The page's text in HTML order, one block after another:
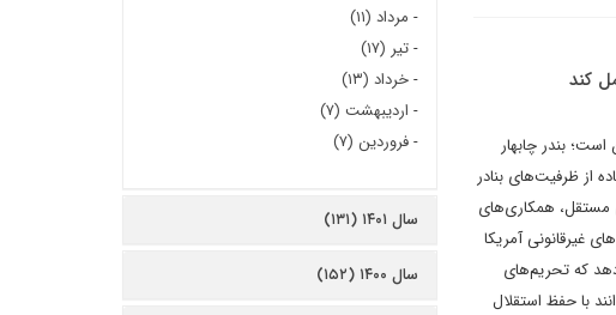
کند
بندر چابهار
از ظرفیت‌های بنادر
مستقل، همکاری‌های
غیرقانونی آمریکا
که تحریم‌های
با حفظ استقلال
- مرداد (۱۱)
-تیر (۱۷)
-خرداد (۱۳)
- اردیبهشت (۷)
-فروردین (۷)
سال ۱۴۰۱ (۱۳۱)
سال ۱۴۰۰ (۱۵۲)